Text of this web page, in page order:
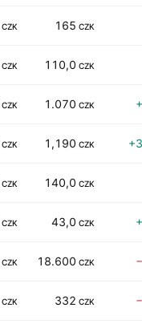
CZK 165 CZK
CZK 110,0 CZK
CZK 1.070 CZK
CZK 1,190 CZK
CZK 140,0 CZK
CZK 43,0 CZK
CZK 18.600 CZK
CZK 332 CZK